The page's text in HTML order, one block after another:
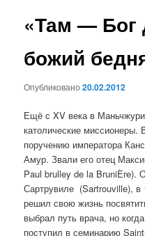
«Там — Бог
божий
Опубликовано20.02.2012
Ещё с XV века в
католические миссионеры.
поручению императора
Амур. Звали его отец
Paul brulley de la BruniÈre).
Сартрувиле (Sartrouville),
решил свою жизнь
выбрал путь врача, но
поступил в семинарию